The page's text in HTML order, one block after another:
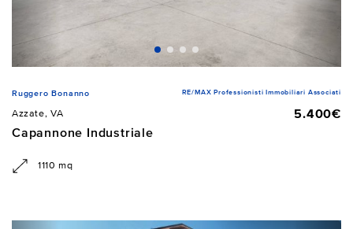
Ruggero Bonanno RE/MAX Professionisti Immobiliari Associati
Azzate, VA
5.400€
Capannone Industriale
1110 mq